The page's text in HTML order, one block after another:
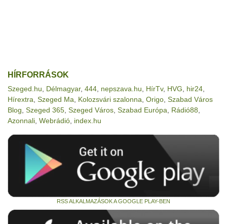
HÍRFORRÁSOK
Szeged.hu Délmagyar, 444 nepszava.hu HírTv, HVG hir24
Hírextra Szeged Ma Kolozsvári szalonna Origo Szabad Város
Blog Szeged 365 Szeged Város Szabad Európa Rádió88
Azonnali Webrádió index.hu
RSS ALKALMAZÁSOK A GOOGLE PLAY-BEN